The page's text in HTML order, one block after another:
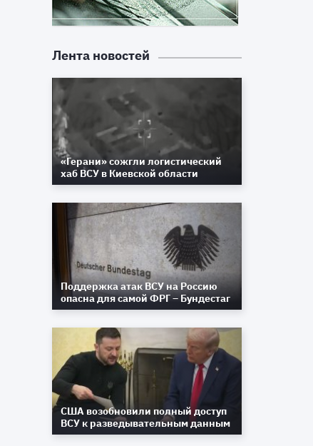
Лента новостей
«Герани» сожгли логистический
хаб ВСУ в Киевской области
Поддержка атак ВСУ на Россию
опасна для самой ФРГ – Бундестаг
США возобновили полный доступ
ВСУ к разведывательным данным